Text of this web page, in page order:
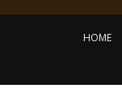
HOME